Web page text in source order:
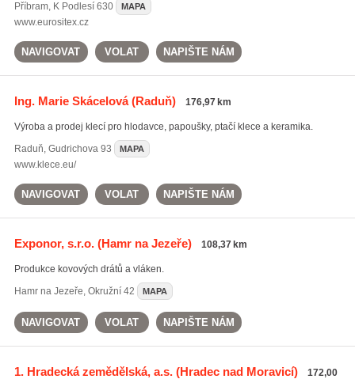
Příbram, K Podlesí 630 MAPA
www.eurositex.cz
NAVIGOVAT VOLAT NAPIŠTE NÁM
Ing. Marie Skácelová(Raduň) 176,97 km
Výroba a prodej klecí pro hlodavce, papoušky, ptačí klece a keramika.
Raduň, Gudrichova 93 MAPA
www.klece.eu/
NAVIGOVAT VOLAT NAPIŠTE NÁM
Exponor, s.r.o.(Hamr na Jezeře) 108,37 km
Produkce kovových drátů a vláken.
Hamr na Jezeře, Okružní 42 MAPA
NAVIGOVAT VOLAT NAPIŠTE NÁM
1. Hradecká zemědělská, a.s.(Hradec nad Moravicí)
172,00